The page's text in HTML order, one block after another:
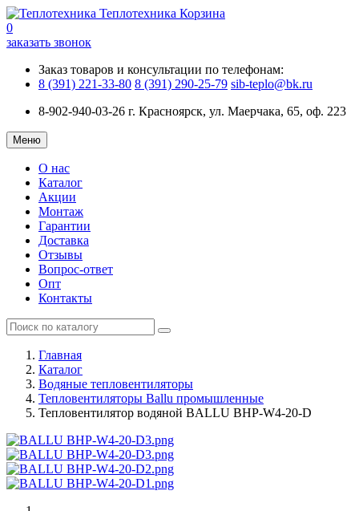
Теплотехника Корзина
0
заказать звонок
Заказ товаров и консультации по телефонам:
8 (391) 221-33-80 8 (391) 290-25-79 sib-teplo@bk.ru
8-902-940-03-26 г. Красноярск, ул. Маерчака, 65, оф. 223
Меню
О нас
Каталог
Акции
Монтаж
Гарантии
Доставка
Отзывы
Вопрос-ответ
Опт
Контакты
Главная
Каталог
Водяные тепловентиляторы
Тепловентиляторы Ballu промышленные
Тепловентилятор водяной BALLU BHP-W4-20-D